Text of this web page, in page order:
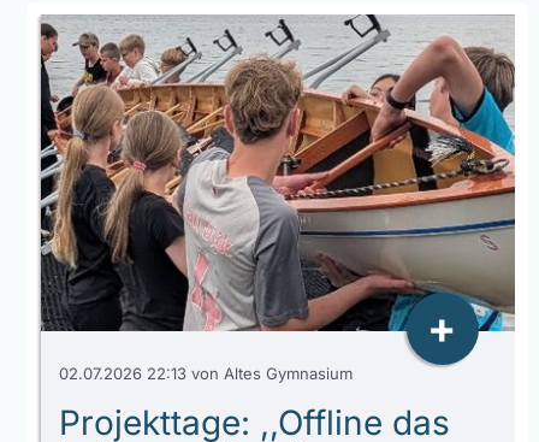
02.07.2026 22:13 von Altes Gymnasium
Projekttage: ,,Offline das
+